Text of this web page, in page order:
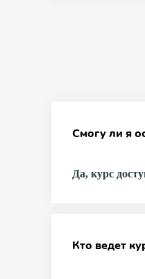
Смогу ли я
Да, курс
Кто ведет